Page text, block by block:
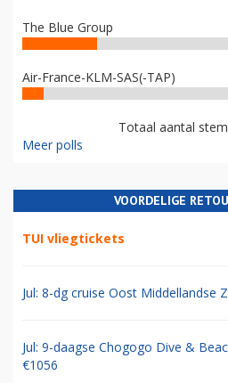
The Blue Group
Air-France-KLM-SAS(-TAP)
Totaal aantal
Meer polls
VOORDELIGE
TUI vliegtickets
Jul: 8-dg cruise Oost Middellandse
Jul: 9-daagse Chogogo Dive &
€1056